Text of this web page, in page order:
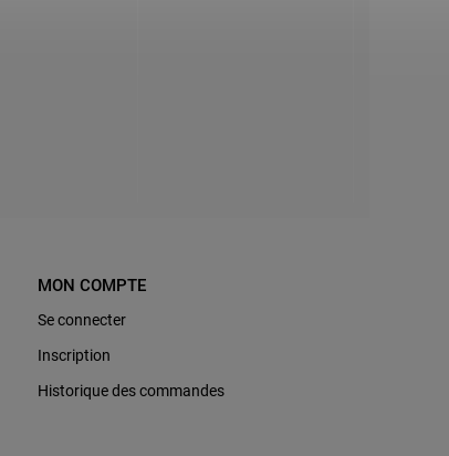
MON COMPTE
Se connecter
Inscription
Historique des commandes